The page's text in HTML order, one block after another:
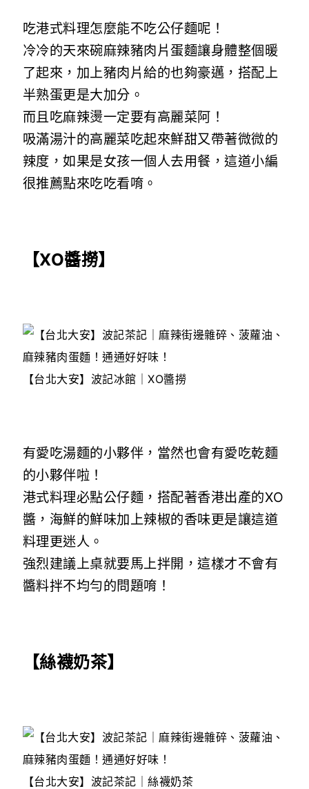
吃港式料理怎麼能不吃公仔麵呢！
冷冷的天來碗麻辣豬肉片蛋麵讓身體整個暖
了起來，加上豬肉片給的也夠豪邁，搭配上
半熟蛋更是大加分。
而且吃麻辣燙一定要有高麗菜阿！
吸滿湯汁的高麗菜吃起來鮮甜又帶著微微的
辣度，如果是女孩一個人去用餐，這道小編
很推薦點來吃吃看唷。
【XO醬撈】
【台北大安】波記冰館｜XO醬撈
有愛吃湯麵的小夥伴，當然也會有愛吃乾麵
的小夥伴啦！
港式料理必點公仔麵，搭配著香港出產的XO
醬，海鮮的鮮味加上辣椒的香味更是讓這道
料理更迷人。
強烈建議上桌就要馬上拌開，這樣才不會有
醬料拌不均勻的問題唷！
【絲襪奶茶】
【台北大安】波記茶記｜絲襪奶茶